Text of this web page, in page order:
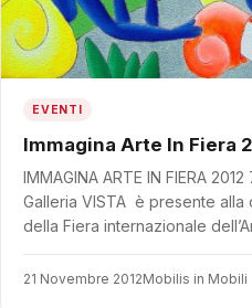
EVENTI
Immagina Arte In Fiera
IMMAGINA ARTE IN FIERA
Galleria VISTA è presente
della Fiera internazionale
21 Novembre 2012Mobilis in Mobili